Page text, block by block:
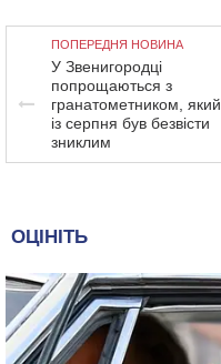
ПОПЕРЕДНЯ НОВИНА
У Звенигородці
попрощаються з
гранатометником, який
із серпня був безвісти
зниклим